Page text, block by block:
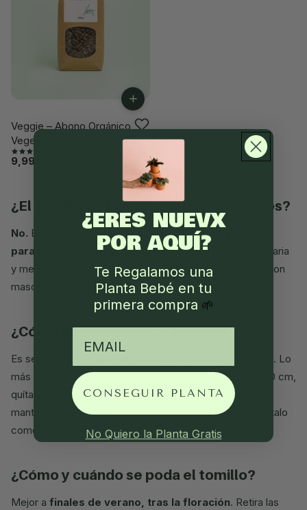
+
Veggie – Abono Orgánico
Vegetal 500g
9,99 €
¿el tomillo es tóxico para perros y gatos?
No. El tomillo común se considerano tóxico y seguro
para perros y gatos; de hecho es una aromática culinaria
y medicinal. Una buena opción pet friendly para casas con
mascotas.
¿cómo se reproduce el tomillo?
Es sencillo, por
. Lo
más rápido es el esqueje: corta un tallo joven de unos 10 cm,
quítale las hojas de abajo y plántalo en sustrato ligero;
mantenlo apenas húmedo hasta que enraíce y luego trátalo
como adulto.
¿cómo y cuándo se poda el tomillo?
Mejor a finales de verano, tras la floración. Retira las
¿ERES NUEVX
POR AQUÍ?
Te Regalamos una
Planta Bebé en tu
primera compra 🌱
CONSEGUIR PLANTA
No Quiero la Planta Gratis